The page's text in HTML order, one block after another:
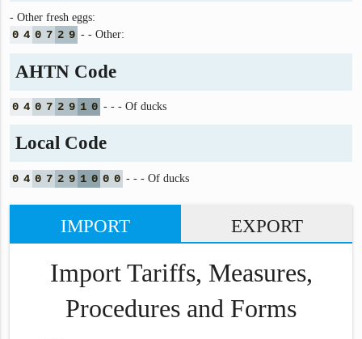
- Other fresh eggs:
0 4 0 7 2 9 - - Other:
AHTN Code
0 4 0 7 2 9 1 0 - - - Of ducks
Local Code
0 4 0 7 2 9 1 0 0 0 - - - Of ducks
IMPORT EXPORT
Import Tariffs, Measures,
Procedures and Forms